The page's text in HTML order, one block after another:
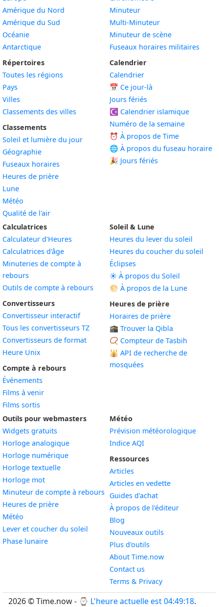
Amérique du Nord
Amérique du Sud
Océanie
Antarctique
Répertoires
Toutes les régions
Pays
Villes
Classements des villes
Classements
Soleil et lumière du jour
Géographie
Fuseaux horaires
Heures de prière
Lune
Météo
Qualité de l'air
Minuteur
Multi-Minuteur
Minuteur de scène
Fuseaux horaires militaires
Calendrier
Calendrier
📅 Ce jour-là
Jours fériés
☪️ Calendrier islamique
Numéro de la semaine
⏰ À propos de Time
🌐 À propos du fuseau horaire
🎉 Jours fériés
Calculatrices
Calculateur d'Heures
Calculatrices d'âge
Minuteries de compte à
rebours
Outils de compte à rebours
Convertisseurs
Convertisseur interactif
Tous les convertisseurs TZ
Convertisseurs de format
Heure Unix
Compte à rebours
Événements
Films à venir
Films sortis
Soleil & Lune
Heures du lever du soleil
Heures du coucher du soleil
Éclipses
☀️ À propos du Soleil
🌕 À propos de la Lune
Heures de prière
Horaires de prière
🕋 Trouver la Qibla
📿 Compteur de Tasbih
🕌 API de recherche de
mosquées
Outils pour webmasters
Widgets gratuits
Horloge analogiqueWidget
Horloge numériqueWidget
Horloge textuelleWidget
Horloge motWidget
Minuteur de compte à rebours Widget
Heures de prièreWidget
Météo
Lever et coucher du soleil
Phase lunaireWidget
Météo
Prévision météorologique
Indice AQI
Ressources
Articles
Articles en vedette
Guides d'achat
À propos de l'éditeur
Blog
Nouveaux outils
Plus d'outils
About Time.now
Contact us
Terms & Privacy
2026 © Time.now - ⌚ L'heure actuelle est 04:49:19.